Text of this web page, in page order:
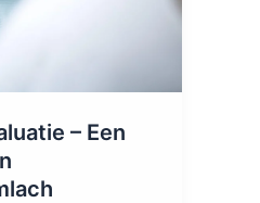
– Een